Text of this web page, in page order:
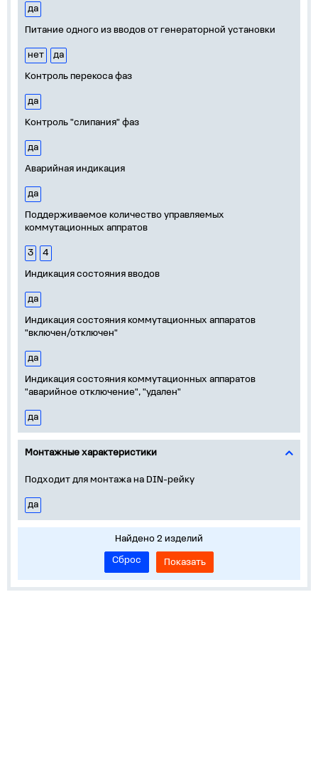
да
Питание одного из вводов от генераторной установки
нет
да
Контроль перекоса фаз
да
Контроль "слипания" фаз
да
Аварийная индикация
да
Поддерживаемое количество управляемых
коммутационных аппратов
3
4
Индикация состояния вводов
да
Индикация состояния коммутационных аппаратов
"включен/отключен"
да
Индикация состояния коммутационных аппаратов
"аварийное отключение", "удален"
да
Монтажные характеристики
Подходит для монтажа на DIN-рейку
да
Найдено 2 изделий
Сброс
Показать